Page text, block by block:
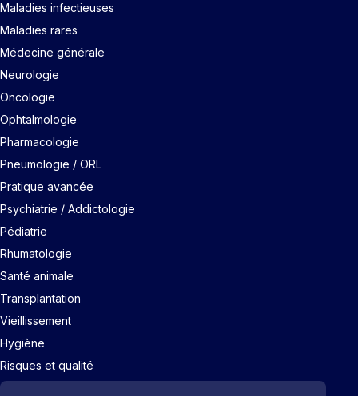
Maladies infectieuses
Maladies rares
Médecine générale
Neurologie
Oncologie
Ophtalmologie
Pharmacologie
Pneumologie / ORL
Pratique avancée
Psychiatrie / Addictologie
Pédiatrie
Rhumatologie
Santé animale
Transplantation
Vieillissement
Hygiène
Risques et qualité